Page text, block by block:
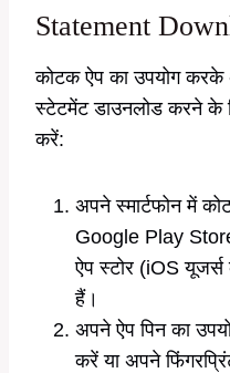
Statement
कोटक ऐप का उपयोग करके
स्टेटमेंट डाउनलोड करने के
करें:
अपने स्मार्टफोन में
Google Play
ऐप स्टोर (iOS
हैं।
अपने ऐप पिन का
करें या अपने